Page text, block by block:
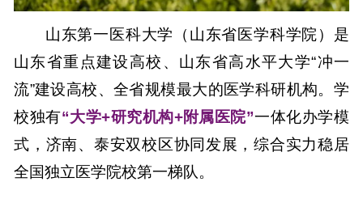
山东第一医科大学（山东省医学科学院）是
山东省重点建设高校、山东省高水平大学“冲一
流”建设高校、全省规模最大的医学科研机构。学
校独有“大学+研究机构+附属医院”一体化办学模
式，济南、泰安双校区协同发展，综合实力稳居
全国独立医学院校第一梯队。